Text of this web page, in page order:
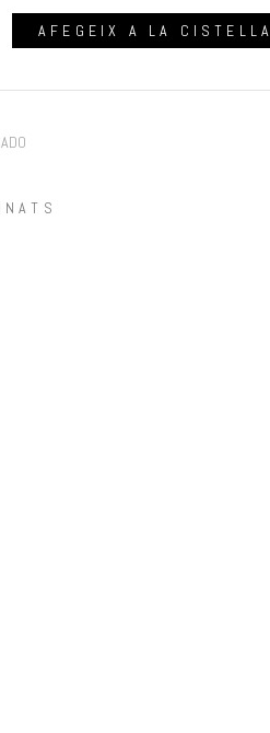
AFEGEIX A LA CISTELLA